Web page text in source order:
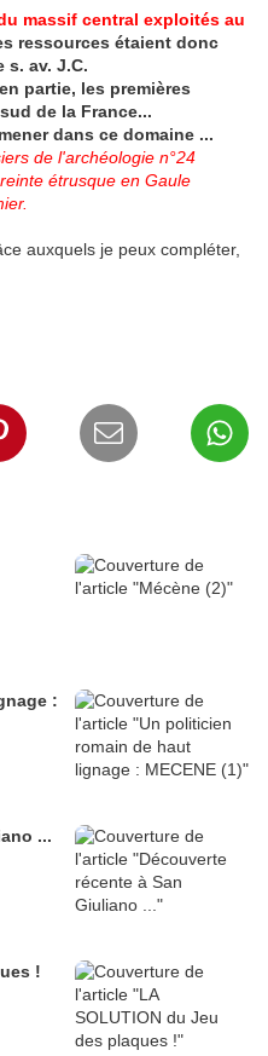
massif central exploités au
ressources étaient donc
s. av. J.C.
partie, les premières
de la France...
dans ce domaine ...
de l'archéologie n°24
étrusque en Gaule
auxquels je peux compléter,
:
...
!